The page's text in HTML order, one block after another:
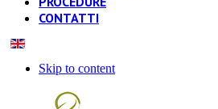
CONTATTI
Skip to content